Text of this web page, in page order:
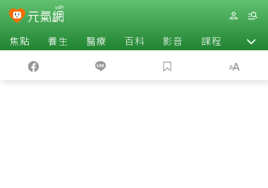
焦點 養生 醫療 百科 影音 課程 退休